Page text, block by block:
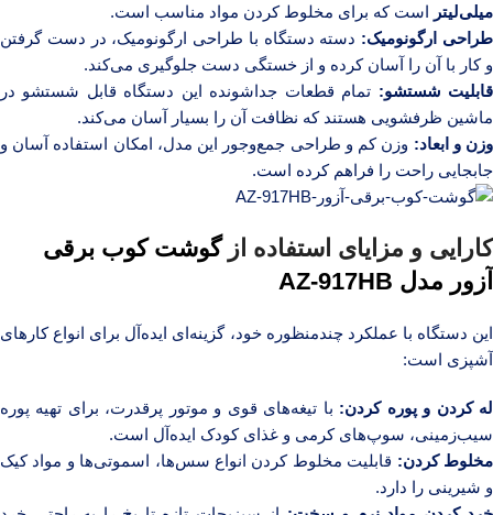
میلی‌لیتر است که برای مخلوط کردن مواد مناسب است.
طراحی ارگونومیک: دسته دستگاه با طراحی ارگونومیک، در دست گرفتن
و کار با آن را آسان کرده و از خستگی دست جلوگیری می‌کند.
قابلیت شستشو: تمام قطعات جداشونده این دستگاه قابل شستشو در
ماشین ظرفشویی هستند که نظافت آن را بسیار آسان می‌کند.
وزن و ابعاد: وزن کم و طراحی جمع‌وجور این مدل، امکان استفاده آسان و
جابجایی راحت را فراهم کرده است.
کارایی و مزایای استفاده ازگوشت کوب برقی
آزور مدل AZ-917HB
این دستگاه با عملکرد چندمنظوره خود، گزینه‌ای ایده‌آل برای انواع کارهای
آشپزی است:
له کردن و پوره کردن: با تیغه‌های قوی و موتور پرقدرت، برای تهیه پوره
سیب‌زمینی، سوپ‌های کرمی و غذای کودک ایده‌آل است.
مخلوط کردن: قابلیت مخلوط کردن انواع سس‌ها، اسموتی‌ها و مواد کیک
و شیرینی را دارد.